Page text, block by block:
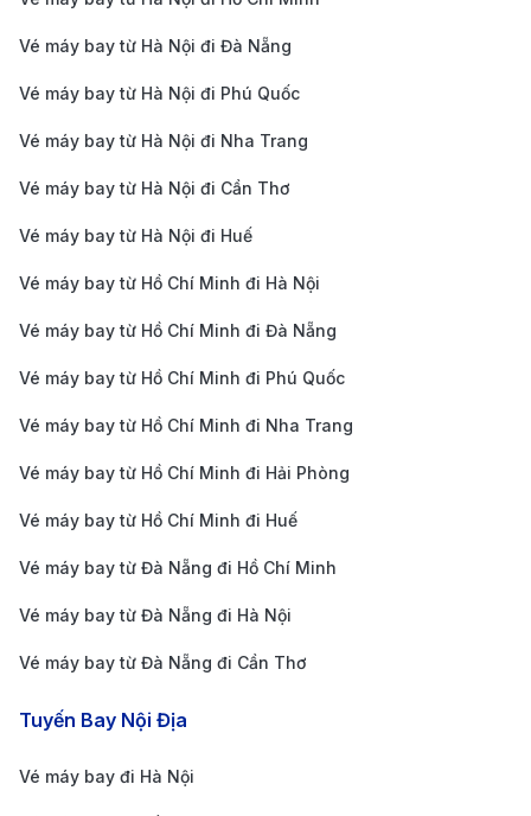
đều được đảm bảo an toàn tuyệt đối.
Cập nhật thông tin chuyến bay kịp thời:
quan trọng từ hãng hàng không đều được thông
báo nhanh chóng, giúp chuyến đi của bạn luôn
thuận lợi và đúng kế hoạch.
khai thác chuyến bay từ Frankfurt
đi TP. Hồ Chí Minh
Chuyến bay từ Frankfurt đi TP. Hồ Chí Minh được
nhiều hãng hàng không quốc tế khai thác, mang đến
cho du khách nhiều lựa chọn về hành trình, mức giá
Nam trở nên thuận tiện và thoải mái hơn.
Vé máy bay từ Hà Nội đi Đà Nẵng
Vé máy bay từ Hà Nội đi Phú Quốc
Vé máy bay từ Hà Nội đi Nha Trang
Vé máy bay từ Hà Nội đi Cần Thơ
Vé máy bay từ Hà Nội đi Huế
Vé máy bay từ Hồ Chí Minh đi Hà Nội
Vé máy bay từ Hồ Chí Minh đi Đà Nẵng
Vé máy bay từ Hồ Chí Minh đi Phú Quốc
Vé máy bay từ Hồ Chí Minh đi Nha Trang
Vé máy bay từ Hồ Chí Minh đi Hải Phòng
Vé máy bay từ Hồ Chí Minh đi Huế
Vé máy bay từ Đà Nẵng đi Hồ Chí Minh
Vé máy bay từ Đà Nẵng đi Hà Nội
Vé máy bay từ Đà Nẵng đi Cần Thơ
Tuyến Bay Nội Địa
Vé máy bay đi Hà Nội